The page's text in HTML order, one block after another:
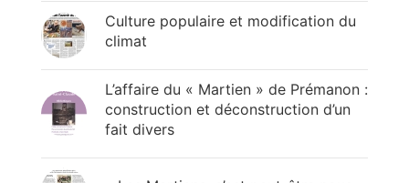
Culture populaire et modification du
climat
L’affaire du « Martien » de Prémanon :
construction et déconstruction d’un
fait divers